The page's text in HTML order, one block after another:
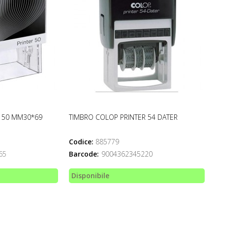
50 MM30*69 TIMBRO COLOP PRINTER 54 DATER
Codice: 885779
Barcode: 9004362345220
Disponibile